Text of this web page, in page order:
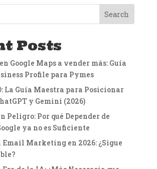
Search
Posts
Google Maps a vender más: Guía
Profile para Pymes
La Guía Maestra para Posicionar
y Gemini (2026)
Peligro: Por qué Depender de
ya no es Suficiente
Email Marketing en 2026: ¿Sigue